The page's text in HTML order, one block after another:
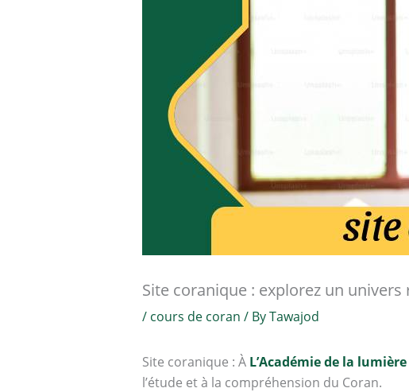
Site coranique : explorez un
/ cours de coran / ByTawajod
Site coranique : À L’Académie de la
l’étude et à la compréhension du Coran.